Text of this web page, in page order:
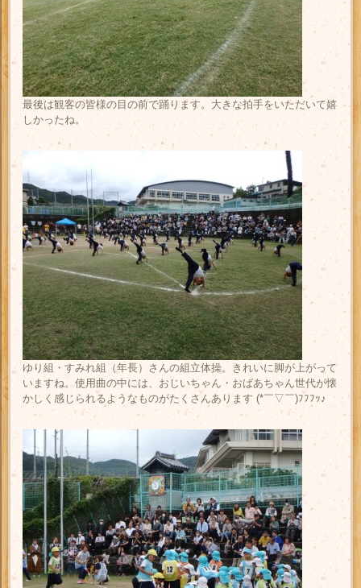
最後は観客の皆様の目の前で踊ります。大きな拍手をいただいて嬉
しかったね。
ゆり組・すみれ組（年長）さんの組立体操。きれいに脚が上がって
いますね。使用曲の中には、おじいちゃん・おばあちゃん世代が懐
かしく感じられるようなものがたくさんあります (*￣▽￣)ﾌﾌﾌｯ♪